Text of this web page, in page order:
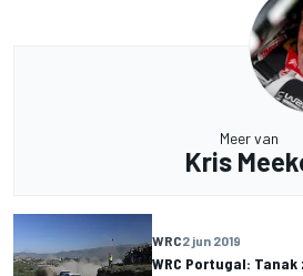
Meer van
Kris
WRC2 jun 2019
WRC Portugal: